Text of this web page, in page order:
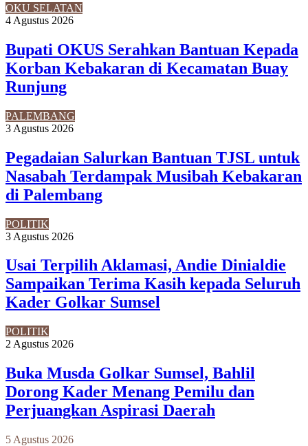
OKU SELATAN
4 Agustus 2026
Bupati OKUS Serahkan Bantuan Kepada
Korban Kebakaran di Kecamatan Buay
Runjung
PALEMBANG
3 Agustus 2026
Pegadaian Salurkan Bantuan TJSL untuk
Nasabah Terdampak Musibah Kebakaran
di Palembang
POLITIK
3 Agustus 2026
Usai Terpilih Aklamasi, Andie Dinialdie
Sampaikan Terima Kasih kepada Seluruh
Kader Golkar Sumsel
POLITIK
2 Agustus 2026
Buka Musda Golkar Sumsel, Bahlil
Dorong Kader Menang Pemilu dan
Perjuangkan Aspirasi Daerah
5 Agustus 2026